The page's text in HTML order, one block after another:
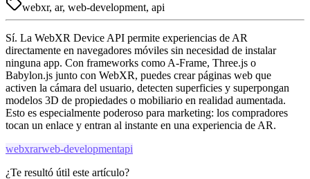
webxr, ar, web-development, api
Sí. La WebXR Device API permite experiencias de AR
directamente en navegadores móviles sin necesidad de instalar
ninguna app. Con frameworks como A-Frame, Three.js o
Babylon.js junto con WebXR, puedes crear páginas web que
activen la cámara del usuario, detecten superficies y superpongan
modelos 3D de propiedades o mobiliario en realidad aumentada.
Esto es especialmente poderoso para marketing: los compradores
tocan un enlace y entran al instante en una experiencia de AR.
webxrarweb-developmentapi
¿Te resultó útil este artículo?